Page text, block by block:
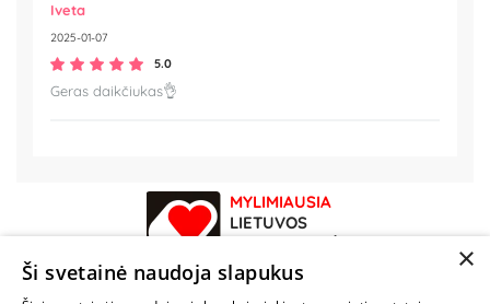
Iveta
2025-01-07
5.0
Geras daikčiukas👌
MYLIMIAUSIA
LIETUVOS
PARDUOTUVĖ
×
Ši svetainė naudoja slapukus